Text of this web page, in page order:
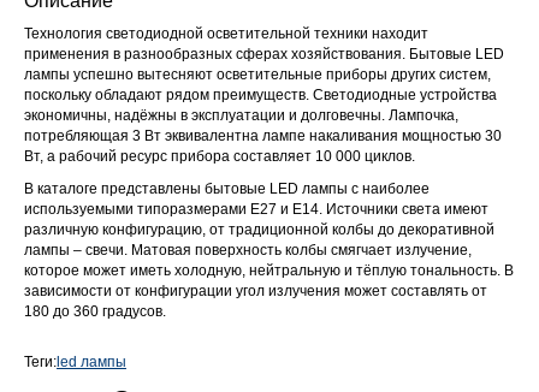
Технология светодиодной осветительной техники находит
применения в разнообразных сферах хозяйствования. Бытовые LED
лампы успешно вытесняют осветительные приборы других систем,
поскольку обладают рядом преимуществ. Светодиодные устройства
экономичны, надёжны в эксплуатации и долговечны. Лампочка,
потребляющая 3 Вт эквивалентна лампе накаливания мощностью 30
Вт, а рабочий ресурс прибора составляет 10 000 циклов.
В каталоге представлены бытовые LED лампы с наиболее
используемыми типоразмерами Е27 и Е14. Источники света имеют
различную конфигурацию, от традиционной колбы до декоративной
лампы – свечи. Матовая поверхность колбы смягчает излучение,
которое может иметь холодную, нейтральную и тёплую тональность. В
зависимости от конфигурации угол излучения может составлять от
180 до 360 градусов.
Теги:led лампы